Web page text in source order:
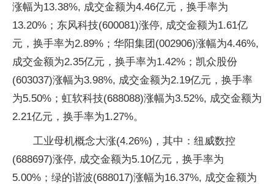
涨幅为13.38%, 成交金额为4.46亿元，换手率为
13.20%；东风科技(600081)涨停, 成交金额为1.61亿
元，换手率为2.89%；华阳集团(002906)涨幅为4.46%,
成交金额为2.35亿元，换手率为1.42%；凯众股份
(603037)涨幅为3.98%, 成交金额为2.19亿元，换手率
为5.50%；虹软科技(688088)涨幅为3.52%, 成交金额为
2.21亿元，换手率为1.27%。
工业母机概念大涨(4.26%)，其中：纽威数控
(688697)涨停, 成交金额为5.10亿元，换手率为
5.00%；绿的谐波(688017)涨幅为16.37%, 成交金额为